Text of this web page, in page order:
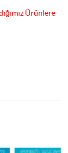
Ürünlere